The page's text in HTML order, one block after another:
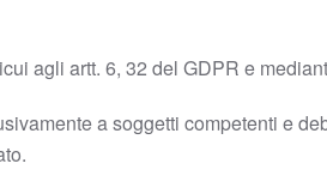
agli artt. 6, 32 del GDPR e
a soggetti competenti e